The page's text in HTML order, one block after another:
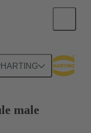
male